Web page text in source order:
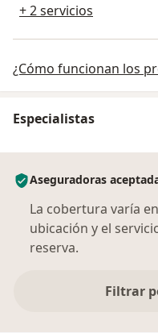
+ 2 servicios
¿Cómo funcionan los
Especialistas
Aseguradoras
La cobertura varía
ubicación y el
reserva.
Filtrar